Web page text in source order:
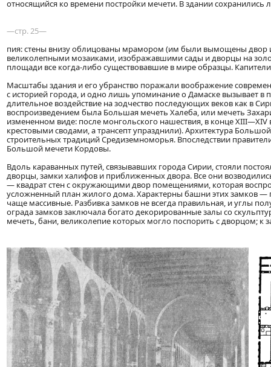
относящийся ко времени постройки мечети. В здании сохранились
—стр. 25—
пия: стены внизу облицованы мрамором (им были вымощены двор
великолепными мозаиками, изображавшими сады и дворцы на
площади все когда-либо существовавшие в мире образцы.
Масштабы здания и его убранство поражали воображение
с историей города, и одно лишь упоминание о Дамаске вызывает в
длительное воздействие на зодчество последующих веков как в
воспроизведением была Большая мечеть Халеба, или мечеть
измененном виде: после монгольского нашествия, в конце
крестовыми сводами, а трансепт упразднили). Архитектура
строительных традиций Средиземноморья. Впоследствии
Большой мечети Кордовы.
Вдоль караванных путей, связывавших города Сирии, стояли
дворцы, замки халифов и приближенных двора. Все они
— квадрат стен с окружающими двор помещениями, которая
усложненный план жилого дома. Характерны башни этих замков
чаще массивные. Разбивка замков не всегда правильная, и углы
ограда замков заключала богато декорированные залы со
мечеть, бани, великолепие которых могло поспорить с дворцом;